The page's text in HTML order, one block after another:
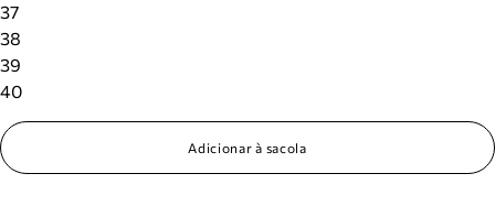
37
38
39
40
Adicionar à sacola